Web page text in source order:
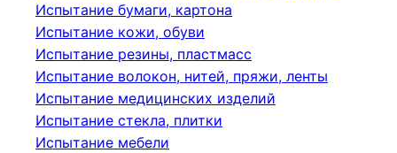
Испытание бумаги, картона
Испытание кожи, обуви
Испытание резины, пластмасс
Испытание волокон, нитей, пряжи, ленты
Испытание медицинских изделий
Испытание стекла, плитки
Испытание мебели